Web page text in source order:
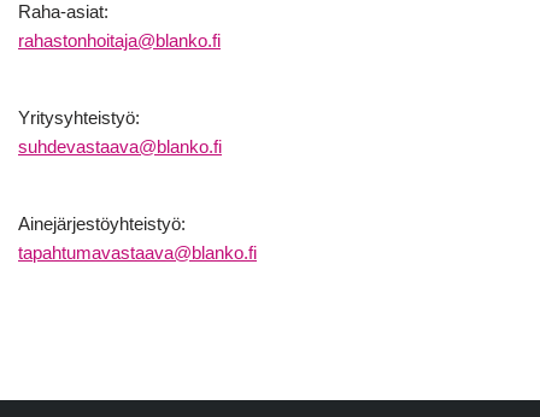
Raha-asiat:
rahastonhoitaja@blanko.fi
Yritysyhteistyö:
suhdevastaava@blanko.fi
Ainejärjestöyhteistyö:
tapahtumavastaava@blanko.fi